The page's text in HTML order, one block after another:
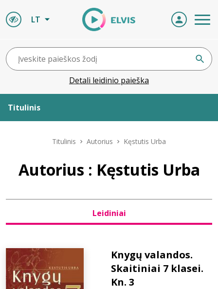
LT
Detali leidinio paieška
Titulinis
Leidiniai
D.U.K.
Titulinis Autorius Kęstutis Urba
Autorius : Kęstutis Urba
Leidiniai
Knygų valandos.
Skaitiniai 7 klasei.
Kn. 3